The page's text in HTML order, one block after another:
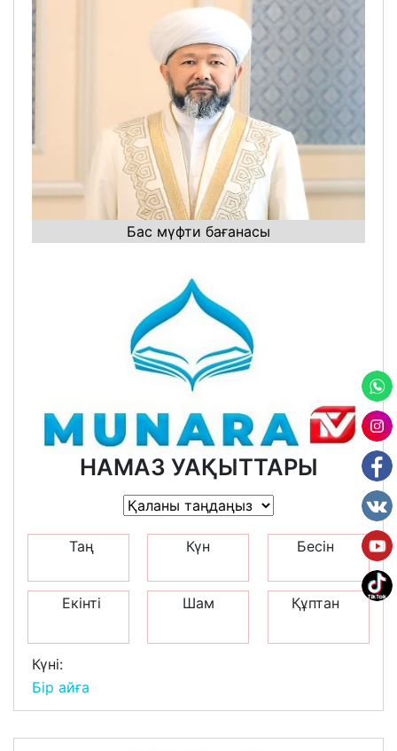
Бас мүфти бағанасы
НАМАЗ УАҚЫТТАРЫ
Таң Күн Бесін
Екінті Шам Құптан
Күні:
Бір айға